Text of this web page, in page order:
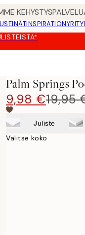
INSPIRATION
Palm Springs
9,98 €19,95
Juliste
Valitse koko